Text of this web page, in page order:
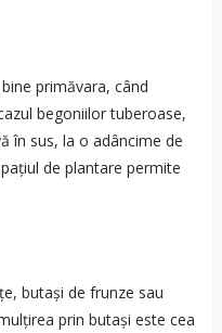
primăvara, când
begoniilor tuberoase,
în sus, la o adâncime de
de plantare permite
butași de frunze sau
prin butași este cea